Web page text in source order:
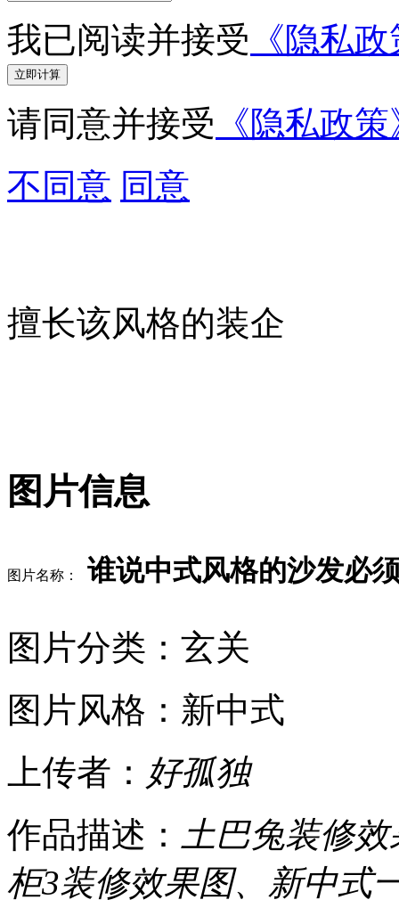
我已阅读并接受 《隐私
立即计算
请同意并接受 《隐私政
不同意 同意
擅长该风格的装企
图片信息
图片名称： 谁说中式风格的沙发必
图片分类：玄关
图片风格：新中式
上传者： 好孤独
作品描述： 土巴兔装修
柜3装修效果图、新中式